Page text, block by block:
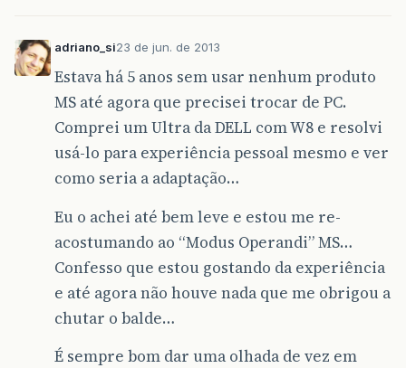
adriano_si23 de jun. de 2013
Estava há 5 anos sem usar nenhum produto
MS até agora que precisei trocar de PC.
Comprei um Ultra da DELL com W8 e resolvi
usá-lo para experiência pessoal mesmo e ver
como seria a adaptação…
Eu o achei até bem leve e estou me re-
acostumando ao “Modus Operandi” MS…
Confesso que estou gostando da experiência
e até agora não houve nada que me obrigou a
chutar o balde…
É sempre bom dar uma olhada de vez em